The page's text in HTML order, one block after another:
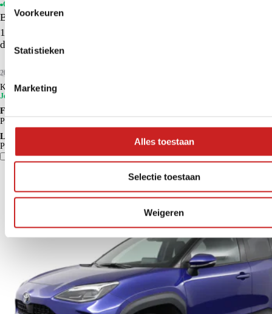
Voorkeuren
Statistieken
Marketing
Alles toestaan
Selectie toestaan
Weigeren
Op voorraad
BYD SEAL U
1.5 DM-i FWD Boost | Kenteken deal | BYD Dealer | Panorama
dak | Head up Display | Full Options
2026
Kopen
Je voordeel is € 4.670
Financieren p/m vanaf
Particulier
Lease p/m vanaf
Particulier
Vergelijk Details